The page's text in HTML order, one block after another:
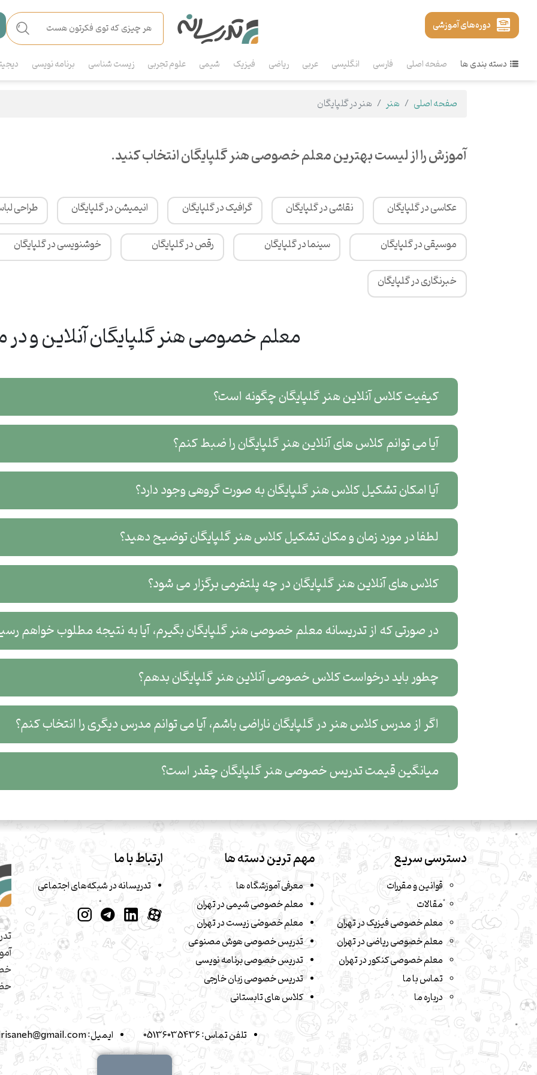
دوره‌های آموزشی
دسته بندی ها صفحه اصلی فارسی انگلیسی عربی ریاضی فیزیک شیمی علوم تجربی زیست شناسی برنامه نویسی
صفحه اصلی هنر هنر در گلپایگان
آموزش را از لیست بهترین معلم خصوصی هنر گلپایگان انتخاب کنید.
عکاسی در گلپایگان نقاشی در گلپایگان گرافیک در گلپایگان انیمیشن در گلپایگان طراحی
موسیقی در گلپایگان سینما در گلپایگان رقص در گلپایگان خوشنویسی در گلپایگان
خبرنگاری در گلپایگان
معلم خصوصی هنر گلپایگان آنلاین و در
کیفیت کلاس آنلاین هنر گلپایگان چگونه است؟
آیا می توانم کلاس های آنلاین هنر گلپایگان را ضبط کنم؟
آیا امکان تشکیل کلاس هنر گلپایگان به صورت گروهی وجود دارد؟
لطفا در مورد زمان و مکان تشکیل کلاس هنر گلپایگان توضیح دهید؟
کلاس های آنلاین هنر گلپایگان در چه پلتفرمی برگزار می شود؟
در صورتی که از تدریسانه معلم خصوصی هنر گلپایگان بگیرم، آیا به نتیجه مطلوب خواهم
چطور باید درخواست کلاس خصوصی آنلاین هنر گلپایگان بدهم؟
اگر از مدرس کلاس هنر در گلپایگان ناراضی باشم، آیا می توانم مدرس دیگری را انتخاب کنم؟
میانگین قیمت تدریس خصوصی هنر گلپایگان چقدر است؟
دسترسی سریع
قوانین و مقررات
مقالات
معلم خصوصی فیزیک در تهران
معلم خصوصی ریاضی در تهران
معلم خصوصی کنکور در تهران
تماس با ما
درباره ما
مهم ترین دسته ها
معرفی آموزشگاه ها
معلم خصوصی شیمی در تهران
معلم خصوصی زیست در تهران
تدریس خصوصی هوش مصنوعی
تدریس خصوصی برنامه نویسی
تدریس خصوصی زبان خارجی
کلاس های تابستانی
ارتباط با ما
تدریسانه در شبکه‌های اجتماعی
تلفن تماس:05136035436 ایمیل: